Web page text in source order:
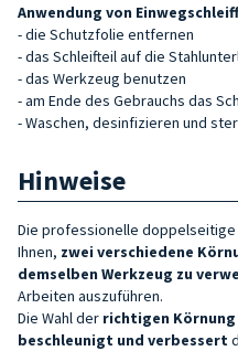
Anwendung von
- die Schutzfolie entfernen
- das Schleifteil auf die
- das Werkzeug benutzen
- am Ende des Gebrauchs das
- Waschen, desinfizieren und
Hinweise
Die professionelle
Ihnen, zwei verschiedene
demselben Werkzeug zu
Arbeiten auszuführen.
Die Wahl der richtigen
beschleunigt und verbessert